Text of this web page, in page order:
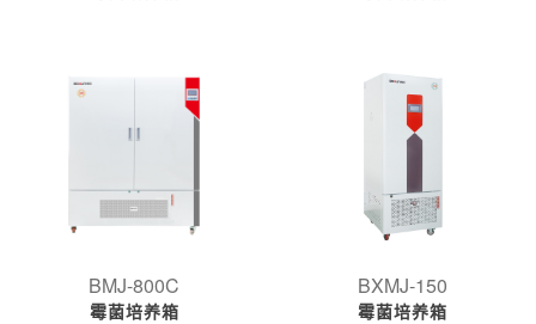
BMJ-800C
霉菌培养箱
BXMJ-150
霉菌培养箱